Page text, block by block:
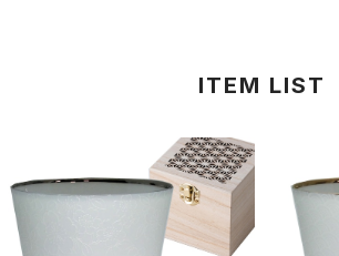
ITEM LIST